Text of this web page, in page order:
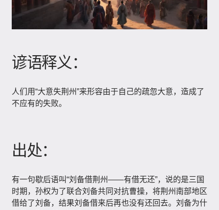
谚语释义：
人们用“大意失荆州”来形容由于自己的疏忽大意，造成了
不应有的失败。
出处：
有一句歇后语叫“刘备借荆州——有借无还”，说的是三国
时期，孙权为了联合刘备共同对抗曹操，将荆州南部地区
借给了刘备，结果刘备借来后再也没有还回去。刘备为什